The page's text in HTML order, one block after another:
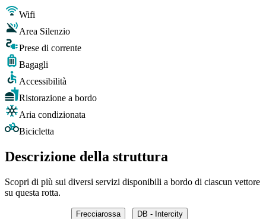
Wifi
Area Silenzio
Prese di corrente
Bagagli
Accessibilità
Ristorazione a bordo
Aria condizionata
Bicicletta
Descrizione della struttura
Scopri di più sui diversi servizi disponibili a bordo di ciascun vettore
su questa rotta.
Frecciarossa DB - Intercity